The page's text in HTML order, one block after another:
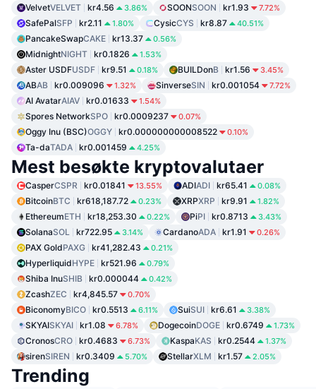
VelvetVELVET kr4.56 3.86% SOONSOON kr1.93 7.72%
SafePalSFP kr2.11 1.80% CysicCYS kr8.87 40.51%
PancakeSwapCAKE kr13.37 0.56%
MidnightNIGHT kr0.1826 1.53%
Aster USDFUSDF kr9.51 0.18% BUILDonB kr1.56 3.45%
ABAB kr0.009096 1.32% SinverseSIN kr0.001054 7.72%
AI AvatarAIAV kr0.01633 1.54%
Spores NetworkSPO kr0.0009237 0.07%
Oggy Inu (BSC)OGGY kr0.000000000008522 0.10%
Ta-daTADA kr0.001459 4.25%
Mest besøkte kryptovalutaer
CasperCSPR kr0.01841 13.55% ADIADI kr65.41 0.08%
BitcoinBTC kr618,187.72 0.23% XRPXRP kr9.91 1.82%
EthereumETH kr18,253.30 0.22% PiPI kr0.8713 3.43%
SolanaSOL kr722.95 3.14% CardanoADA kr1.91 0.26%
PAX GoldPAXG kr41,282.43 0.21%
HyperliquidHYPE kr521.96 0.79%
Shiba InuSHIB kr0.000044 0.42%
ZcashZEC kr4,845.57 0.70%
BiconomyBICO kr0.5513 6.11% SuiSUI kr6.61 3.38%
SKYAISKYAI kr1.08 6.78% DogecoinDOGE kr0.6749 1.73%
CronosCRO kr0.4683 6.73% KaspaKAS kr0.2544 1.37%
sirenSIREN kr0.3409 5.70% StellarXLM kr1.57 2.05%
Trending